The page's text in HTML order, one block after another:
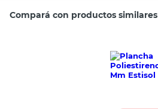
Compará con productos similares